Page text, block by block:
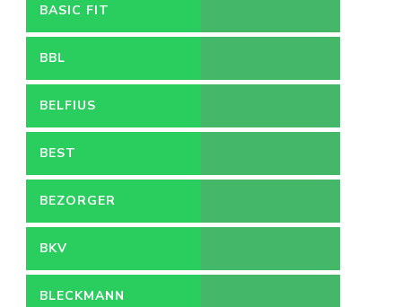
BASIC FIT
BBL
BELFIUS
BEST
BEZORGER
BKV
BLECKMANN